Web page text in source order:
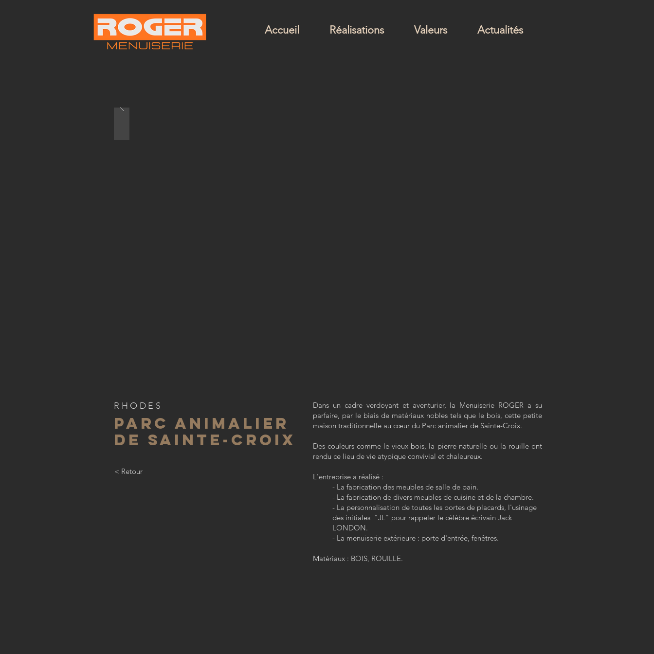
Accueil Réalisations Valeurs Actualités
RHODES
Parc Animalier
de Sainte-Croix
< Retour
Dans un cadre verdoyant et aventurier, la Menuiserie ROGER a su
parfaire, par le biais de matériaux nobles tels que le bois, cette petite
maison traditionnelle au cœur du Parc animalier de Sainte-Croix.
Des couleurs comme le vieux bois, la pierre naturelle ou la rouille ont
rendu ce lieu de vie atypique convivial et chaleureux.
L'entreprise a réalisé :
- La fabrication des meubles de salle de bain.
- La fabrication de divers meubles de cuisine et de la chambre.
- La personnalisation de toutes les portes de placards, l'usinage
des initiales "JL" pour rappeler le célèbre écrivain Jack
LONDON.
- La menuiserie extérieure : porte d'entrée, fenêtres.
Matériaux : BOIS, ROUILLE.